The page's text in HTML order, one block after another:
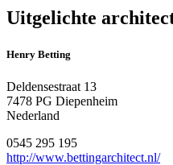
Uitgelichte
Henry Betting
Deldensestraat 13
7478 PG Diepenheim
Nederland
0545 295 195
http://www.bettingarchitect.nl/